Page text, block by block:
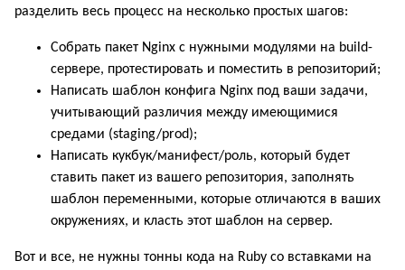
разделить весь процесс на несколько простых шагов:
Собрать пакет Nginx с нужными модулями на build-
сервере, протестировать и поместить в репозиторий;
Написать шаблон конфига Nginx под ваши задачи,
учитывающий различия между имеющимися
средами (staging/prod);
Написать кукбук/манифест/роль, который будет
ставить пакет из вашего репозитория, заполнять
шаблон переменными, которые отличаются в ваших
окружениях, и класть этот шаблон на сервер.
Вот и все, не нужны тонны кода на Ruby со вставками на